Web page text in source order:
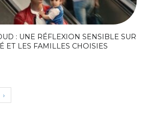
: UNE RÉFLEXION SENSIBLE SUR
ET LES FAMILLES CHOISIES
›